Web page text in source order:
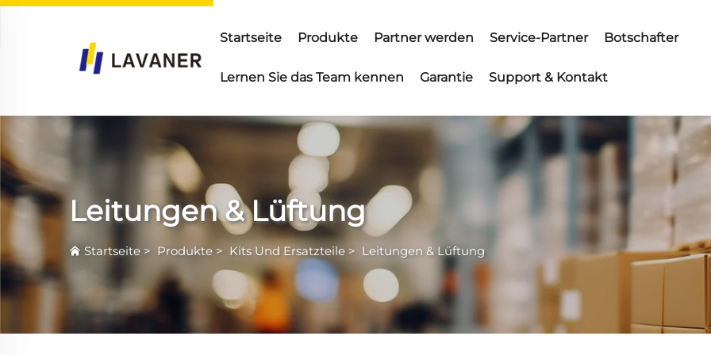
Startseite Produkte Partner werden Service-Partner Botschafter
Lernen Sie das Team kennen Garantie Support & Kontakt
Leitungen & Lüftung
Startseite > Produkte > Kits Und Ersatzteile > Leitungen & Lüftung